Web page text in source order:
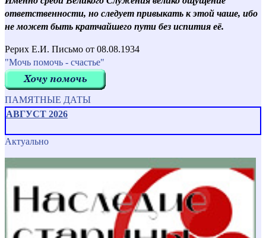
ответственности, но следует привыкать к этой чаше, ибо
не может быть кратчайшего пути без испития её.
Рерих Е.И. Письмо от 08.08.1934
"Мочь помочь - счастье"
ПАМЯТНЫЕ ДАТЫ
АВГУСТ 2026
Актуально